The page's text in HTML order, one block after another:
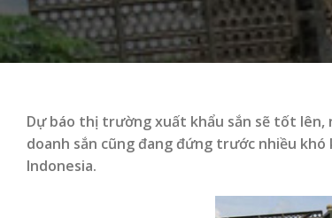
Dự báo thị trường xuất khẩu sắn sẽ tốt lên,
doanh sắn cũng đang đứng trước nhiều
Indonesia.